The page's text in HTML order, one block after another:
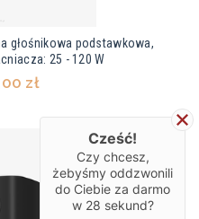
głośnikowa podstawkowa,
25 - 120 W
zł
Cześć!
Czy chcesz,
żebyśmy oddzwonili
do Ciebie za darmo
w 28 sekund?